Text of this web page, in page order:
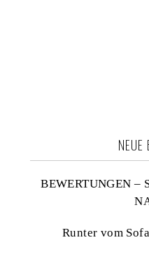
NEUE
BEWERTUNGEN –
Runter vom